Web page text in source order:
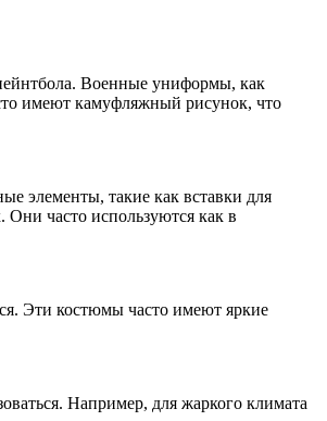
Военные униформы, как
имеют камуфляжный рисунок, что
элементы, такие как вставки для
часто используются как в
Эти костюмы часто имеют яркие
Например, для жаркого климата